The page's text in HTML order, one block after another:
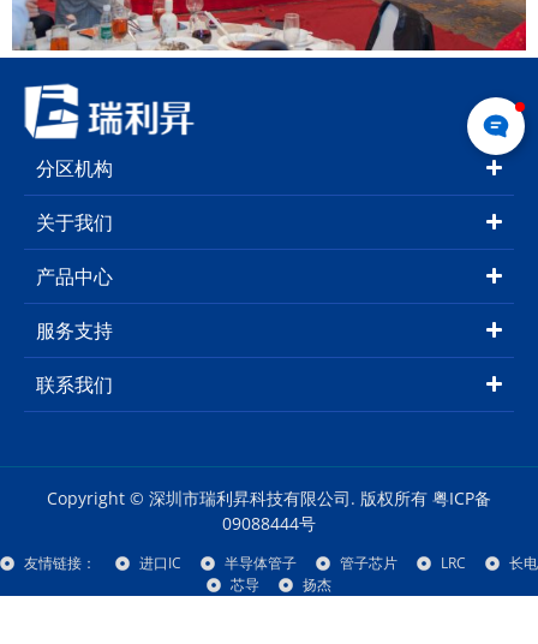
分区机构
关于我们
产品中心
服务支持
联系我们
Copyright © 深圳市瑞利昇科技有限公司. 版权所有 粤ICP备
09088444号
友情链接： 进口IC 半导体管子 管子芯片 LRC
长电
芯导
扬杰